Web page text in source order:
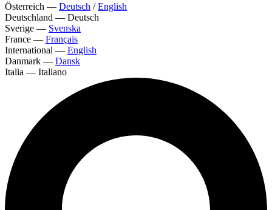
Österreich — Deutsch /English
Deutschland — Deutsch
Sverige — Svenska
France — Français
International — English
Danmark — Dansk
Italia — Italiano